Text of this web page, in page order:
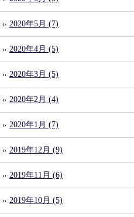
2020年5月 (7)
2020年4月 (5)
2020年3月 (5)
2020年2月 (4)
2020年1月 (7)
2019年12月 (9)
2019年11月 (6)
2019年10月 (5)